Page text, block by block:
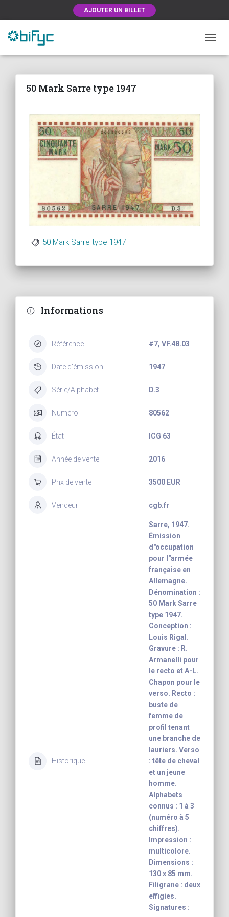
AJOUTER UN BILLET
50 Mark Sarre type 1947
50 Mark Sarre type 1947
Informations
Référence #7, VF.48.03
Date d'émission 1947
Série/Alphabet D.3
Numéro 80562
État ICG 63
Année de vente 2016
Prix de vente 3500 EUR
Vendeur cgb.fr
Historique
Sarre, 1947.
Émission
d"occupation
pour l"armée
française en
Allemagne.
Dénomination :
50 Mark Sarre
type 1947.
Conception :
Louis Rigal.
Gravure : R.
Armanelli pour
le recto et A-L.
Chapon pour le
verso. Recto :
buste de
femme de
profil tenant
une branche de
lauriers. Verso
: tête de cheval
et un jeune
homme.
Alphabets
connus : 1 à 3
(numéro à 5
chiffres).
Impression :
multicolore.
Dimensions :
130 x 85 mm.
Filigrane : deux
effigies.
Signatures :